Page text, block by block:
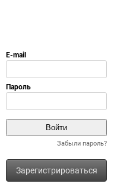
Забыли пароль?
Зарегистрироваться